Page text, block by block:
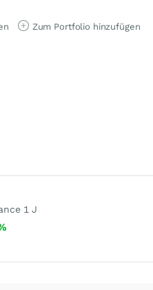
Zum Portfolio hinzufügen
1 J